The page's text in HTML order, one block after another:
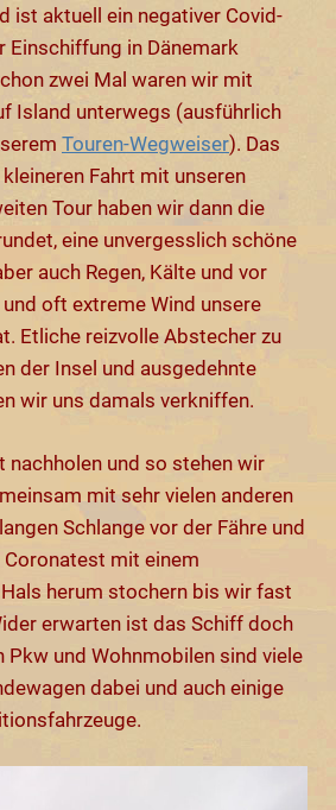
ist aktuell ein negativer Covid-
Einschiffung in Dänemark
zwei Mal waren wir mit
Island unterwegs (ausführlich
Touren-Wegweiser). Das
Fahrt mit unseren
Tour haben wir dann die
eine unvergesslich schöne
auch Regen, Kälte und vor
oft extreme Wind unsere
Etliche reizvolle Abstecher zu
der Insel und ausgedehnte
wir uns damals verkniffen.
nachholen und so stehen wir
mit sehr vielen anderen
Schlange vor der Fähre und
mit einem
herum stochern bis wir fast
erwarten ist das Schiff doch
Pkw und Wohnmobilen sind viele
dabei und auch einige